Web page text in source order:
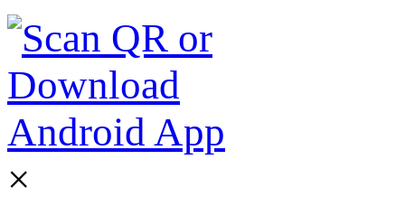
×